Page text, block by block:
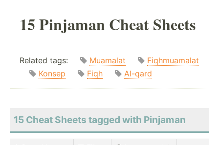
15 Pinjaman Cheat Sheets
Related tags: Muamalat
Fiqhmuamalat
Konsep
Fiqh Al-qard
15 Cheat Sheets tagged with Pinjaman